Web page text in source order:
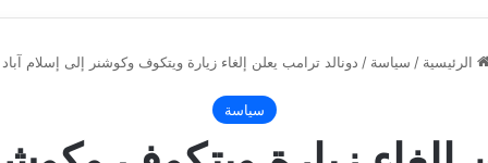
الرئيسية / سياسة / دونالد ترامب يعلن إلغاء زيارة ويتكوف وكوشنر إلى إسلام آباد
سياسة